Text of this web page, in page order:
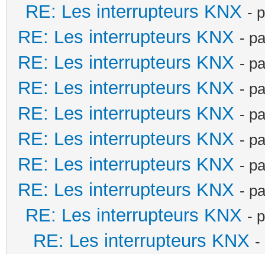
RE: Les interrupteurs KNX -
RE: Les interrupteurs KNX -
RE: Les interrupteurs KNX -
RE: Les interrupteurs KNX -
RE: Les interrupteurs KNX -
RE: Les interrupteurs KNX -
RE: Les interrupteurs KNX -
RE: Les interrupteurs KNX -
RE: Les interrupteurs KNX -
RE: Les interrupteurs KNX -